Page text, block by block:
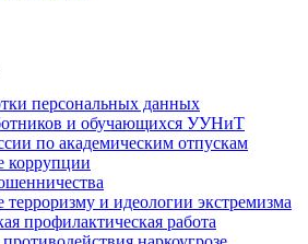
персональных данных
и обучающихся УУНиТ
по академическим отпускам
коррупции
терроризму и идеологии экстремизма
профилактическая работа